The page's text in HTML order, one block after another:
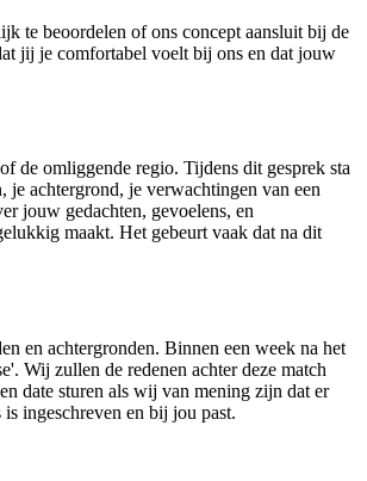
te beoordelen of ons concept aansluit bij de
jij je comfortabel voelt bij ons en dat jouw
de omliggende regio. Tijdens dit gesprek sta
achtergrond, je verwachtingen van een
jouw gedachten, gevoelens, en
maakt. Het gebeurt vaak dat na dit
en achtergronden. Binnen een week na het
Wij zullen de redenen achter deze match
date sturen als wij van mening zijn dat er
ingeschreven en bij jou past.